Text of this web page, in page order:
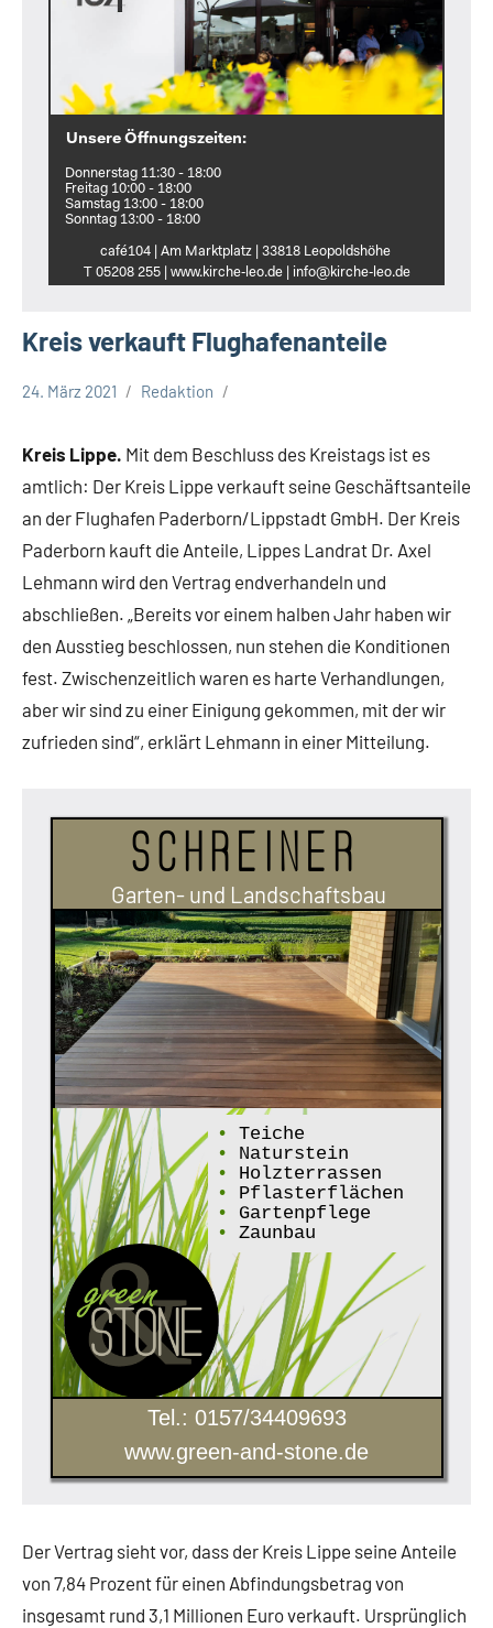
Unsere Öffnungszeiten:
Donnerstag 11:30 - 18:00
Freitag 10:00 - 18:00
Samstag 13:00 - 18:00
Sonntag 13:00 - 18:00
café104 | Am Marktplatz | 33818 Leopoldshöhe
T 05208 255 | www.kirche‑leo.de | info@kirche‑leo.de
Kreis verkauft Flughafenanteile
Lippische
Wirtschaft
24. März 2021 Redaktion
Kreis Lippe. Mit dem Beschluss des Kreistags ist es
amtlich: Der Kreis Lippe verkauft seine Geschäftsanteile
an der Flughafen Paderborn/Lippstadt GmbH. Der Kreis
Paderborn kauft die Anteile, Lippes Landrat Dr. Axel
Lehmann wird den Vertrag endverhandeln und
abschließen. „Bereits vor einem halben Jahr haben wir
den Ausstieg beschlossen, nun stehen die Konditionen
fest. Zwischenzeitlich waren es harte Verhandlungen,
aber wir sind zu einer Einigung gekommen, mit der wir
zufrieden sind“, erklärt Lehmann in einer Mitteilung.
Schreiner
Garten- und Landschaftsbau
•
Teiche
•
Naturstein
•
Holzterrassen
•
Pflasterflächen
•
Gartenpflege
•
Zaunbau
Tel.: 0157/34409693
www.green-and-stone.de
Der Vertrag sieht vor, dass der Kreis Lippe seine Anteile
von 7,84 Prozent für einen Abfindungsbetrag von
insgesamt rund 3,1 Millionen Euro verkauft. Ursprünglich